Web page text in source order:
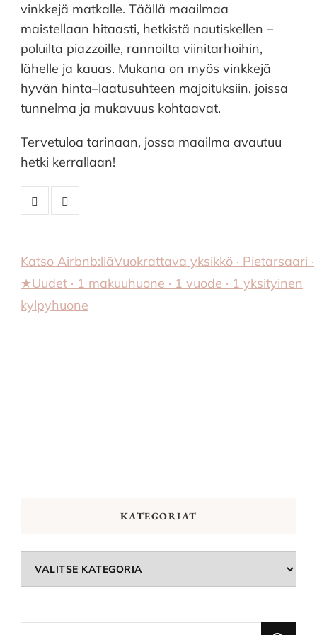
vinkkejä matkalle. Täällä maailmaa
maistellaan hitaasti, hetkistä nautiskellen –
poluilta piazzoille, rannoilta viinitarhoihin,
lähelle ja kauas. Mukana on myös vinkkejä
hyvän hinta–laatusuhteen majoituksiin, joissa
tunnelma ja mukavuus kohtaavat.
Tervetuloa tarinaan, jossa maailma avautuu
hetki kerrallaan!
Katso Airbnb:lläVuokrattava yksikkö · Pietarsaari ·
★Uudet · 1 makuuhuone · 1 vuode · 1 yksityinen
kylpyhuone
KATEGORIAT